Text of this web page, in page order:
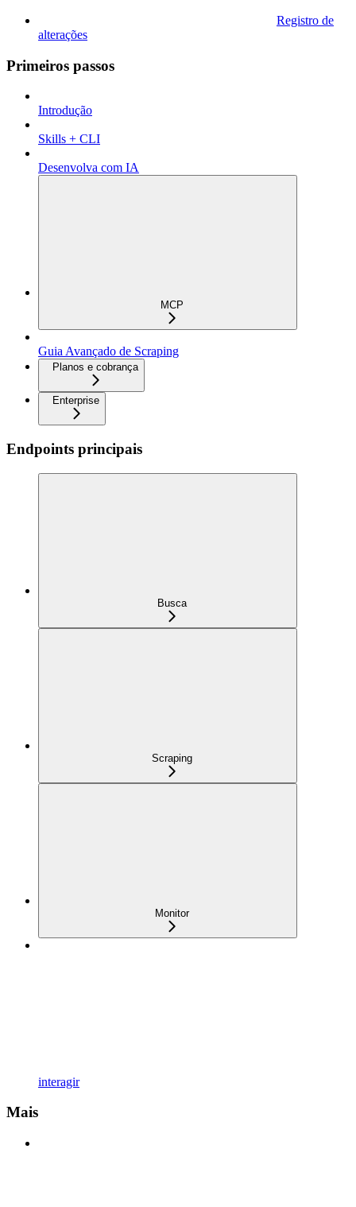
Registro de
alterações
Primeiros passos
Introdução
Skills + CLI
Desenvolva com IA
MCP
Guia Avançado de Scraping
Planos e cobrança
Enterprise
Endpoints principais
Busca
Scraping
Monitor
interagir
Mais